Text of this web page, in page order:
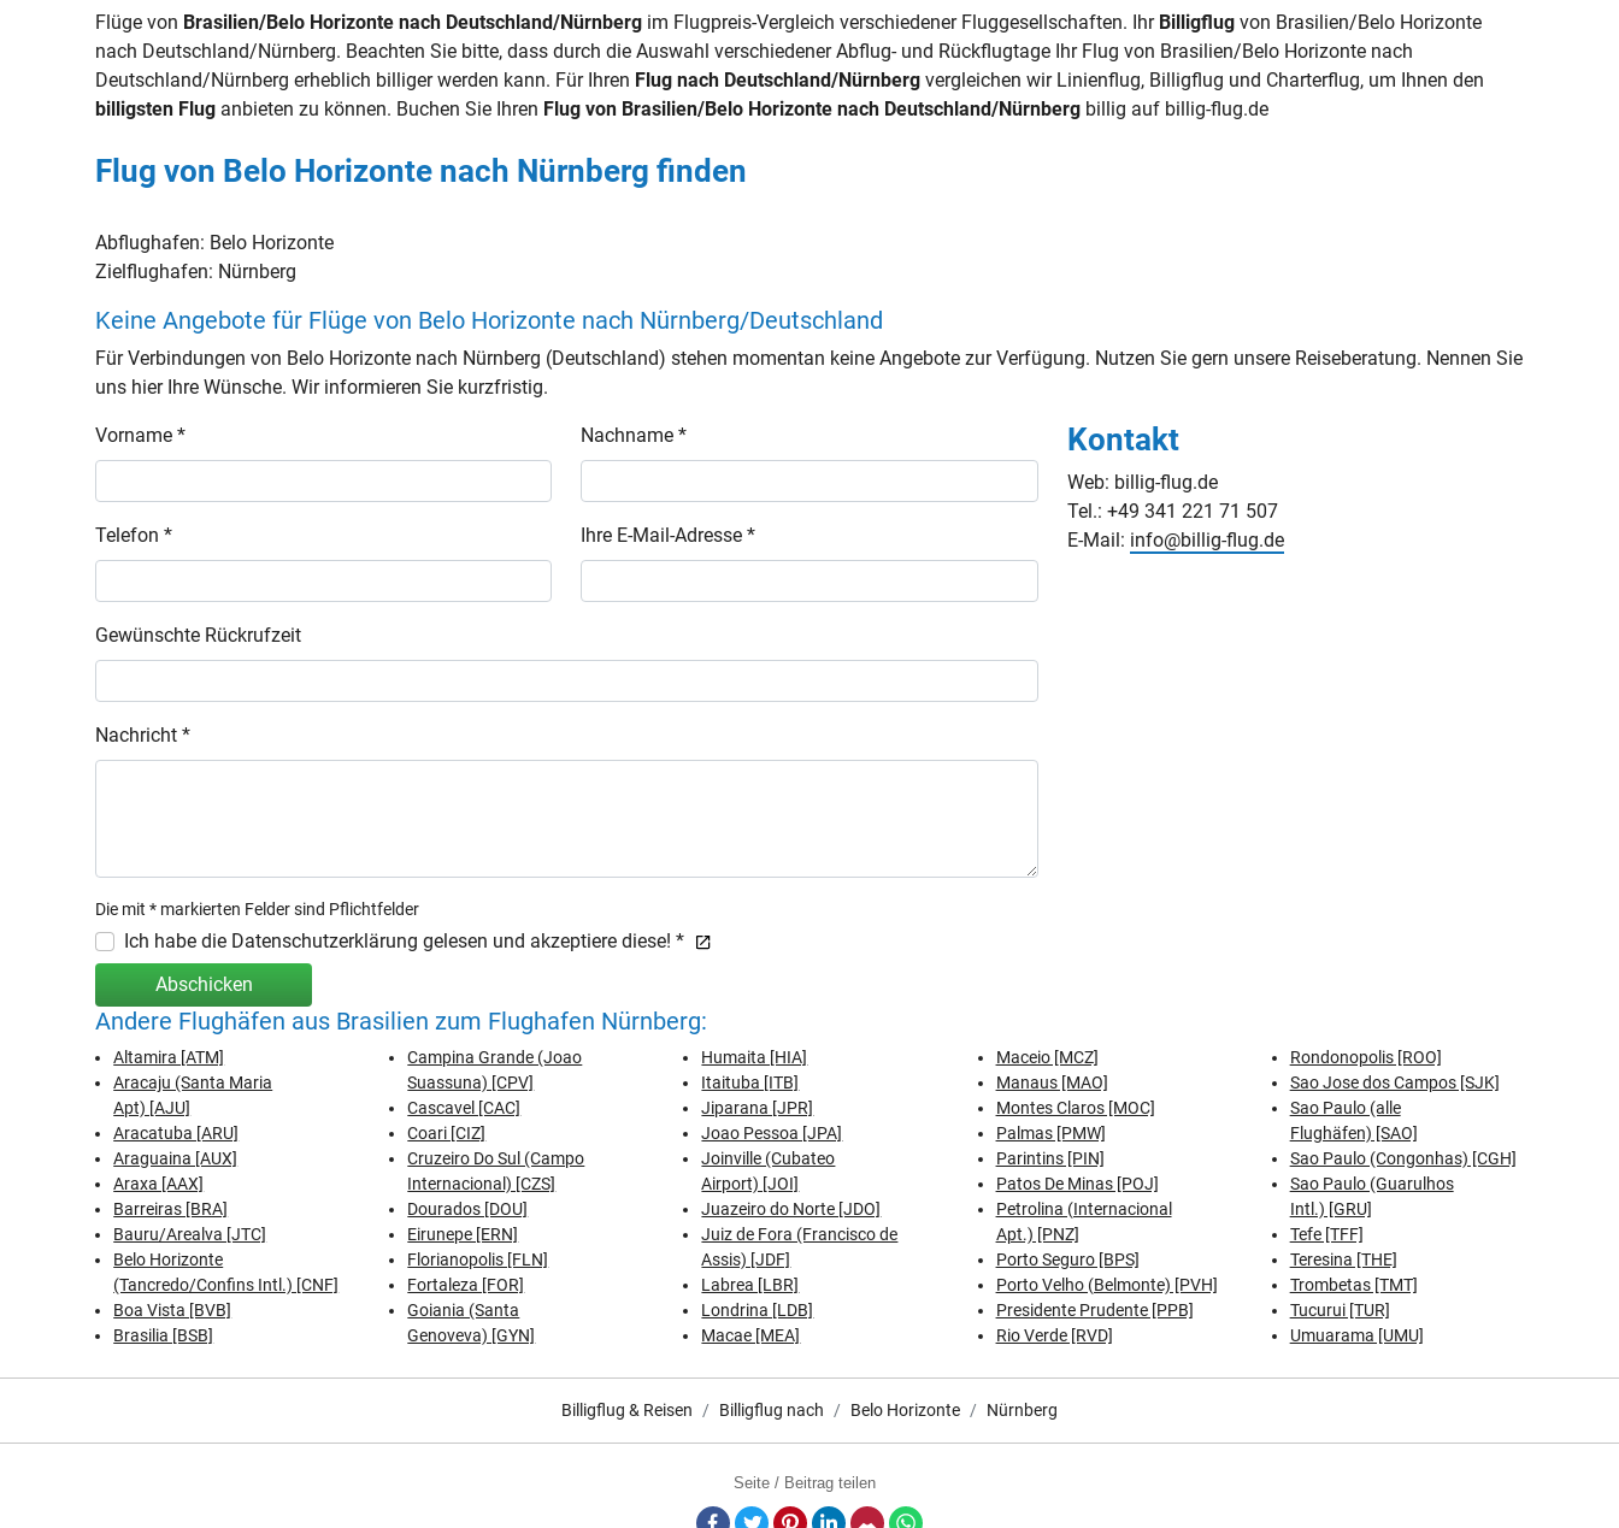
Flüge von Brasilien/Belo Horizonte nach Deutschland/Nürnberg im Flugpreis-Vergleich verschiedener Fluggesellschaften. Ihr Billigflug von Brasilien/Belo Horizonte
nach Deutschland/Nürnberg. Beachten Sie bitte, dass durch die Auswahl verschiedener Abflug- und Rückflugtage Ihr Flug von Brasilien/Belo Horizonte nach
Deutschland/Nürnberg erheblich billiger werden kann. Für Ihren Flug nach Deutschland/Nürnberg vergleichen wir Linienflug, Billigflug und Charterflug, um Ihnen den
billigsten Flug anbieten zu können. Buchen Sie Ihren Flug von Brasilien/Belo Horizonte nach Deutschland/Nürnberg billig auf billig-flug.de
Flug von Belo Horizonte nach Nürnberg finden
Abflughafen: Belo Horizonte
Zielflughafen: Nürnberg
Keine Angebote für Flüge von Belo Horizonte nach Nürnberg/Deutschland
Für Verbindungen von Belo Horizonte nach Nürnberg (Deutschland) stehen momentan keine Angebote zur Verfügung. Nutzen Sie gern unsere Reiseberatung. Nennen Sie
uns hier Ihre Wünsche. Wir informieren Sie kurzfristig.
Vorname * Nachname *
Telefon * Ihre E-Mail-Adresse *
Gewünschte Rückrufzeit
Nachricht *
Die mit * markierten Felder sind Pflichtfelder
Ich habe die Datenschutzerklärung gelesen und akzeptiere diese! *
Abschicken
Kontakt
Web: billig-flug.de
Tel.: +49 341 221 71 507
E-Mail: info@billig-flug.de
Andere Flughäfen aus Brasilien zum Flughafen Nürnberg:
Altamira [ATM]
Aracaju (Santa Maria
Apt) [AJU]
Aracatuba [ARU]
Araguaina [AUX]
Araxa [AAX]
Barreiras [BRA]
Bauru/Arealva [JTC]
Belo Horizonte
(Tancredo/Confins Intl.) [CNF]
Boa Vista [BVB]
Brasilia [BSB]
Campina Grande (Joao
Suassuna) [CPV]
Cascavel [CAC]
Coari [CIZ]
Cruzeiro Do Sul (Campo
Internacional) [CZS]
Dourados [DOU]
Eirunepe [ERN]
Florianopolis [FLN]
Fortaleza [FOR]
Goiania (Santa
Genoveva) [GYN]
Humaita [HIA]
Itaituba [ITB]
Jiparana [JPR]
Joao Pessoa [JPA]
Joinville (Cubateo
Airport) [JOI]
Juazeiro do Norte [JDO]
Juiz de Fora (Francisco de
Assis) [JDF]
Labrea [LBR]
Londrina [LDB]
Macae [MEA]
Maceio [MCZ]
Manaus [MAO]
Montes Claros [MOC]
Palmas [PMW]
Parintins [PIN]
Patos De Minas [POJ]
Petrolina (Internacional
Apt.) [PNZ]
Porto Seguro [BPS]
Porto Velho (Belmonte) [PVH]
Presidente Prudente [PPB]
Rio Verde [RVD]
Rondonopolis [ROO]
Sao Jose dos Campos [SJK]
Sao Paulo (alle
Flughäfen) [SAO]
Sao Paulo (Congonhas) [CGH]
Sao Paulo (Guarulhos
Intl.) [GRU]
Tefe [TFF]
Teresina [THE]
Trombetas [TMT]
Tucurui [TUR]
Umuarama [UMU]
Billigflug & Reisen Billigflug nach Belo Horizonte Nürnberg
Seite / Beitrag teilen
Facebook
TwitterPinterestLinkedInE-Mail